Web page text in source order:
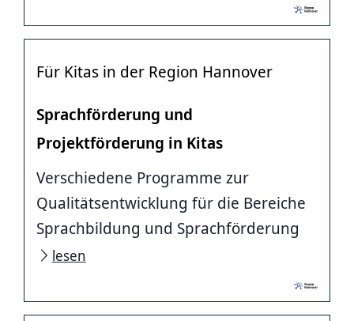
Für Kitas in der Region Hannover
Sprachförderung und
Projektförderung in Kitas
Verschiedene Programme zur
Qualitätsentwicklung für die Bereiche
Sprachbildung und Sprachförderung
lesen